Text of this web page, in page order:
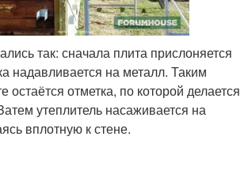
так: сначала плита прислоняется
надавливается на металл. Таким
остаётся отметка, по которой делается
утеплитель насаживается на
вплотную к стене.